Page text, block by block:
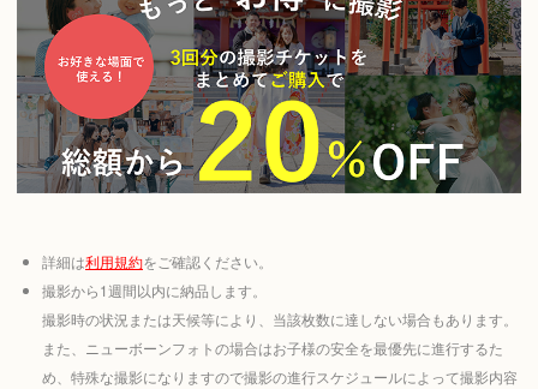
詳細は利用規約をご確認ください。
撮影から1週間以内に納品します。
撮影時の状況または天候等により、当該枚数に達しない場合もあります。
また、ニューボーンフォトの場合はお子様の安全を最優先に進行するた
め、特殊な撮影になりますので撮影の進行スケジュールによって撮影内容